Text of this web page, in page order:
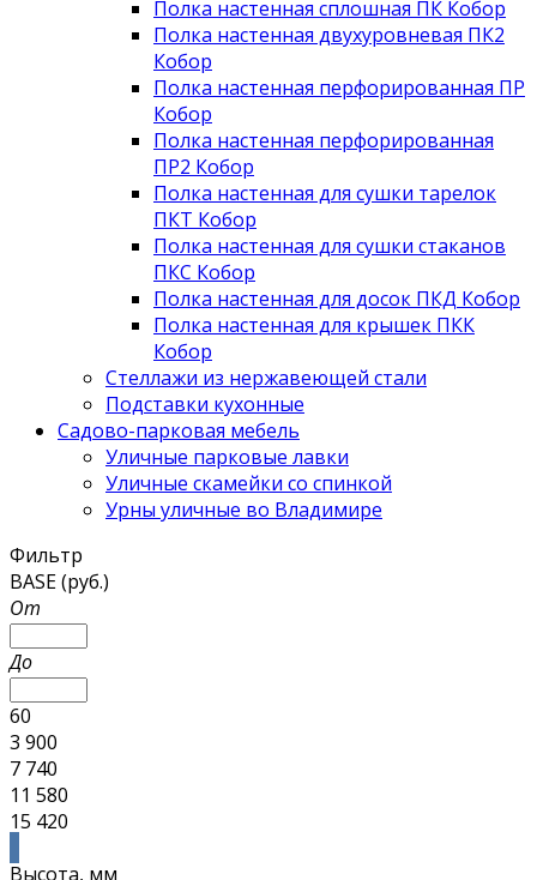
Полка настенная сплошная ПК Кобор
Полка настенная двухуровневая ПК2
Кобор
Полка настенная перфорированная ПР
Кобор
Полка настенная перфорированная
ПР2 Кобор
Полка настенная для сушки тарелок
ПКТ Кобор
Полка настенная для сушки стаканов
ПКС Кобор
Полка настенная для досок ПКД Кобор
Полка настенная для крышек ПКК
Кобор
Стеллажи из нержавеющей стали
Подставки кухонные
Садово-парковая мебель
Уличные парковые лавки
Уличные скамейки со спинкой
Урны уличные во Владимире
Фильтр
BASE (руб.)
От
До
60
3 900
7 740
11 580
15 420
Высота, мм